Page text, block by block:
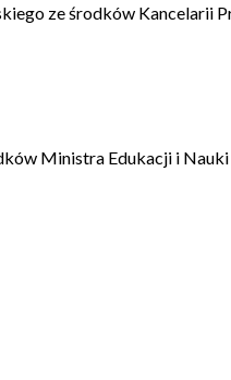
ze środków Kancelarii
Ministra Edukacji i Nauki